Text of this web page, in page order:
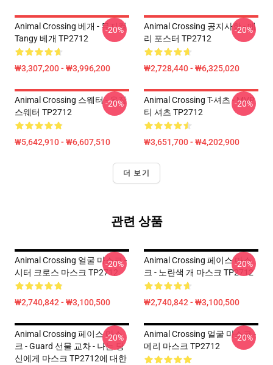
Animal Crossing 베개 - 뮤지컬
Tangy 베개 TP2712
₩3,307,200 - ₩3,996,200
-20%
Animal Crossing 공지사항 - 메
리 포스터 TP2712
₩2,728,440 - ₩6,325,020
-20%
Animal Crossing 스웨터 - 옷장
스웨터 TP2712
₩5,642,910 - ₩6,607,510
-20%
Animal Crossing T-셔츠 - MVP
티 셔츠 TP2712
₩3,651,700 - ₩4,202,900
-20%
더 보기
관련 상품
Animal Crossing 얼굴 마스크 -
시터 크로스 마스크 TP2712
₩2,740,842 - ₩3,100,500
-20%
Animal Crossing 페이스 마스
크 - 노란색 개 마스크 TP2712
₩2,740,842 - ₩3,100,500
-20%
Animal Crossing 페이스 마스
크 - Guard 선물 교차 - 나는 당
신에게 마스크 TP2712에 대한
-20%
Animal Crossing 얼굴 마스크 -
메리 마스크 TP2712
-20%